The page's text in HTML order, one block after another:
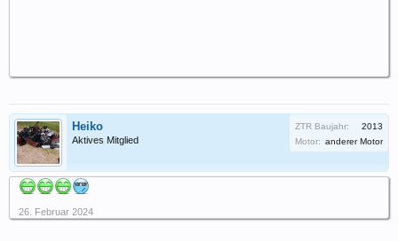
Heiko
Aktives Mitglied
ZTR Baujahr:
2013
Motor: anderer Motor
26. Februar 2024